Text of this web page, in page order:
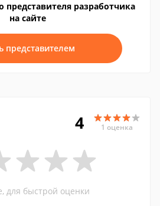
представителя разработчика
на сайте
представителем
4 1 оценка
для быстрой оценки